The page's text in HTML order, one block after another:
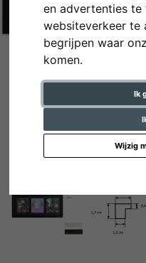
en advertenties te
websiteverkeer te
begrijpen waar
komen.
Ik
Wijzig
Terug